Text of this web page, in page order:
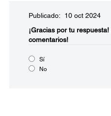
Publicado: 10 oct 2024
¡Gracias por tu respuesta!
comentarios!
Sí
No